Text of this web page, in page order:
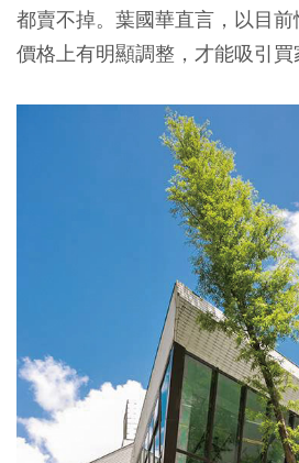
都賣不掉。葉國華直言，以目
價格上有明顯調整，才能吸引買